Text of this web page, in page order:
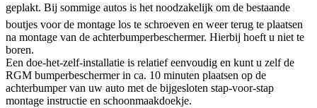
geplakt. Bij sommige autos is het noodzakelijk om de bestaande
boutjes voor de montage los te schroeven en weer terug te plaatsen
na montage van de achterbumperbeschermer. Hierbij hoeft u niet te
boren.
Een doe-het-zelf-installatie is relatief eenvoudig en kunt u zelf de
RGM bumperbeschermer in ca. 10 minuten plaatsen op de
achterbumper van uw auto met de bijgesloten stap-voor-stap
montage instructie en schoonmaakdoekje.